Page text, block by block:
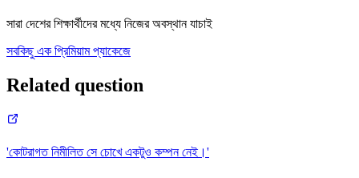
সারা দেশের শিক্ষার্থীদের মধ্যে নিজের অবস্থান যাচাই
সবকিছু এক প্রিমিয়াম প্যাকেজে
Related question
'কোটরাগত নিমীলিত সে চোখে একটুও কম্পন নেই।'